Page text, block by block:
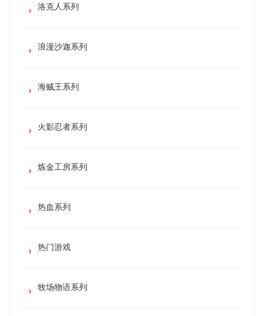
洛克人系列
浪漫沙迦系列
海贼王系列
火影忍者系列
炼金工房系列
热血系列
热门游戏
牧场物语系列